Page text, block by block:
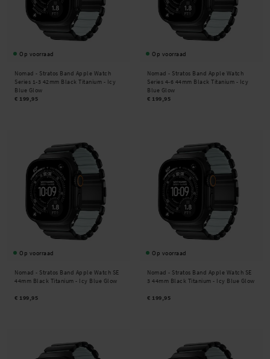
Op voorraad
Nomad - Stratos Band Apple Watch
Series 1-3 42mm Black Titanium - Icy
Blue Glow
€ 199,95
Op voorraad
Nomad - Stratos Band Apple Watch
Series 4-6 44mm Black Titanium - Icy
Blue Glow
€ 199,95
Op voorraad
Nomad - Stratos Band Apple Watch SE
44mm Black Titanium - Icy Blue Glow
€ 199,95
Op voorraad
Nomad - Stratos Band Apple Watch SE
3 44mm Black Titanium - Icy Blue Glow
€ 199,95